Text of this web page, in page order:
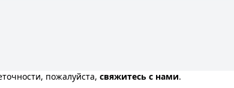
пожалуйста, свяжитесь с нами.